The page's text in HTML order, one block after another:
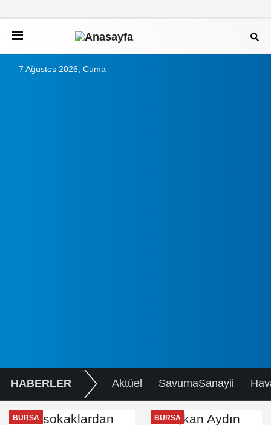
7 Ağustos 2026, Cuma
HABERLER Aktüel SavumaSanayii
BURSA BURSA